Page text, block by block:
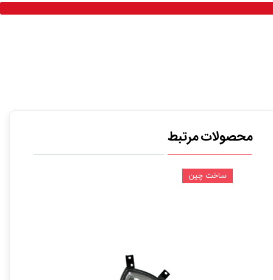
محصولات مرتبط
ساخت چین